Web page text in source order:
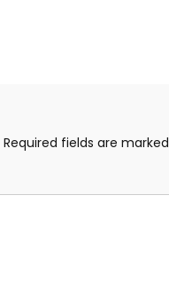
Required fields are marked